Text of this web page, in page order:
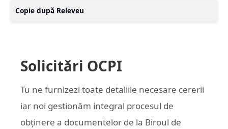
Copie după Releveu
Solicitări OCPI
Tu ne furnizezi toate detaliile necesare cererii
iar noi gestionăm integral procesul de
obținere a documentelor de la Biroul de